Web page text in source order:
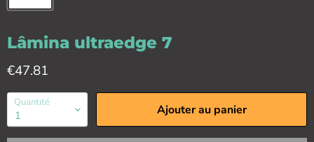
Lâmina ultraedge 7
Prix actuel
€47.81
Quantité Ajouter au panier